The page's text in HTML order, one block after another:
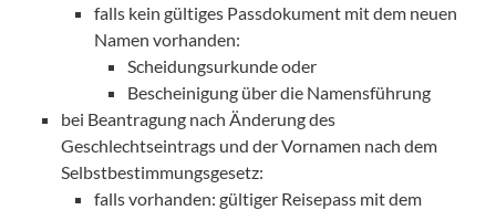
falls kein gültiges Passdokument mit dem neuen
Namen vorhanden:
Scheidungsurkunde oder
Bescheinigung über die Namensführung
bei Beantragung nach Änderung des
Geschlechtseintrags und der Vornamen nach dem
Selbstbestimmungsgesetz:
falls vorhanden: gültiger Reisepass mit dem